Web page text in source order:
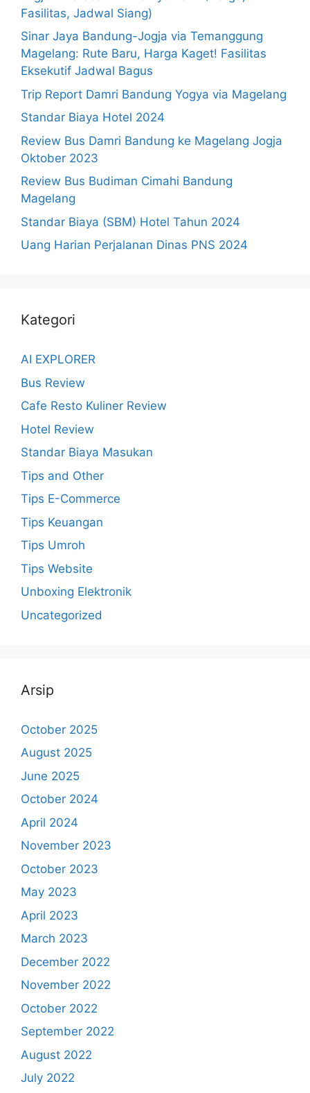
Fasilitas, Jadwal Siang)
Sinar Jaya Bandung-Jogja via Temanggung
Magelang: Rute Baru, Harga Kaget! Fasilitas
Eksekutif Jadwal Bagus
Trip Report Damri Bandung Yogya via Magelang
Standar Biaya Hotel 2024
Review Bus Damri Bandung ke Magelang Jogja
Oktober 2023
Review Bus Budiman Cimahi Bandung
Magelang
Standar Biaya (SBM) Hotel Tahun 2024
Uang Harian Perjalanan Dinas PNS 2024
Kategori
AI EXPLORER
Bus Review
Cafe Resto Kuliner Review
Hotel Review
Standar Biaya Masukan
Tips and Other
Tips E-Commerce
Tips Keuangan
Tips Umroh
Tips Website
Unboxing Elektronik
Uncategorized
Arsip
October 2025
August 2025
June 2025
October 2024
April 2024
November 2023
October 2023
May 2023
April 2023
March 2023
December 2022
November 2022
October 2022
September 2022
August 2022
July 2022